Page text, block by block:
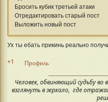
Бросить кубик третьей атаки
Отредактировать старый пост
Выложить новый пост
Ух ты ебать прикинь реально
+1 Профиль
Человек, обвиняющий судьбу во
взглянуть в зеркало, где